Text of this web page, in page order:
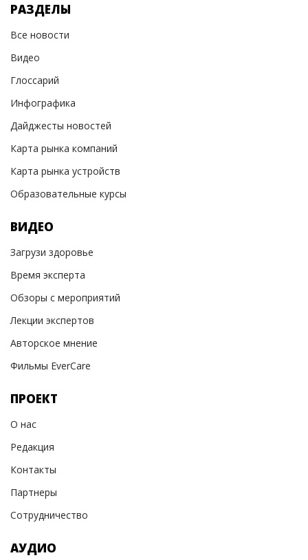
РАЗДЕЛЫ
Все новости
Видео
Глоссарий
Инфографика
Дайджесты новостей
Карта рынка компаний
Карта рынка устройств
Образовательные курсы
ВИДЕО
Загрузи здоровье
Время эксперта
Обзоры с мероприятий
Лекции экспертов
Авторское мнение
Фильмы EverCare
ПРОЕКТ
О нас
Редакция
Контакты
Партнеры
Сотрудничество
АУДИО